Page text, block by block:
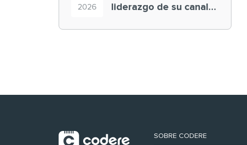
2026
liderazgo de su canal
SOBRE CODERE